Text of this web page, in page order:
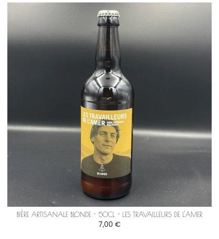
BIÈRE ARTISANALE BLONDE - 50CL - LES TRAVAILLEURS DE L'AMER
7,00 €